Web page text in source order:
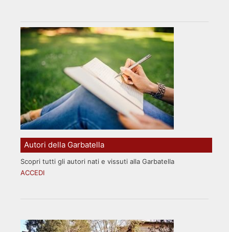
Autori della Garbatella
Scopri tutti gli autori nati e vissuti alla Garbatella
ACCEDI